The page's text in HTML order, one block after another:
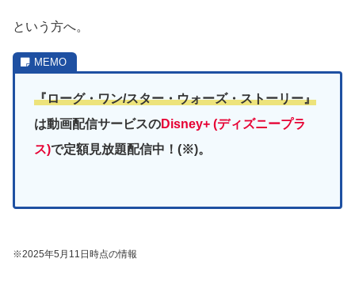
という方へ。
『ローグ・ワン/スター・ウォーズ・ストーリー』
は動画配信サービスのDisney+ (ディズニープラ
ス)で定額見放題配信中！(※)。
※2025年5月11日時点の情報